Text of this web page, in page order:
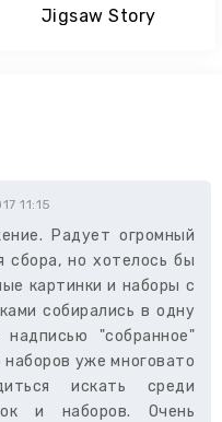
Jigsaw Story
11:15
Радует огромный
сбора, но хотелось бы
картинки и наборы с
собирались в одну
"собранное"
уже многовато
искать среди
и наборов. Очень